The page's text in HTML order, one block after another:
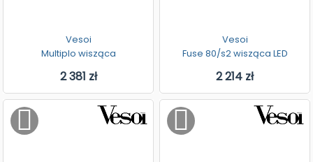
Vesoi
Multiplo wisząca
2 381 zł
Vesoi
Fuse 80/s2 wisząca LED
2 214 zł